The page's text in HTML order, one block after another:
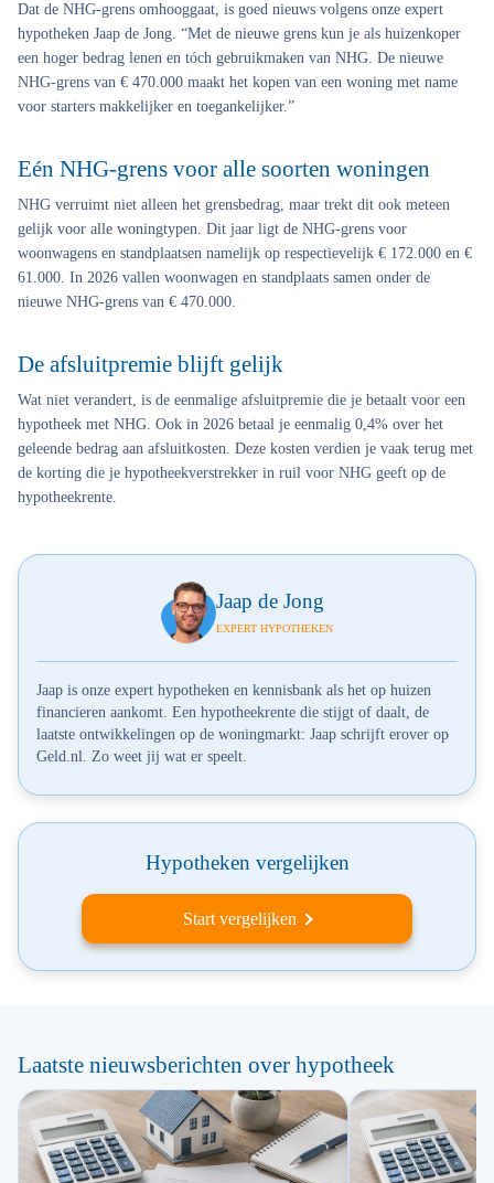
Dat de NHG-grens omhooggaat, is goed nieuws volgens onze expert
hypotheken Jaap de Jong. “Met de nieuwe grens kun je als huizenkoper
een hoger bedrag lenen en tóch gebruikmaken van NHG. De nieuwe
NHG-grens van € 470.000 maakt het kopen van een woning met name
voor starters makkelijker en toegankelijker.”
Eén NHG-grens voor alle soorten woningen
NHG verruimt niet alleen het grensbedrag, maar trekt dit ook meteen
gelijk voor alle woningtypen. Dit jaar ligt de NHG-grens voor
woonwagens en standplaatsen namelijk op respectievelijk € 172.000 en €
61.000. In 2026 vallen woonwagen en standplaats samen onder de
nieuwe NHG-grens van € 470.000.
De afsluitpremie blijft gelijk
Wat niet verandert, is de eenmalige afsluitpremie die je betaalt voor een
hypotheek met NHG. Ook in 2026 betaal je eenmalig 0,4% over het
geleende bedrag aan afsluitkosten. Deze kosten verdien je vaak terug met
de korting die je hypotheekverstrekker in ruil voor NHG geeft op de
hypotheekrente.
Jaap de Jong
EXPERT HYPOTHEKEN
Jaap is onze expert hypotheken en kennisbank als het op huizen
financieren aankomt. Een hypotheekrente die stijgt of daalt, de
laatste ontwikkelingen op de woningmarkt: Jaap schrijft erover op
Geld.nl. Zo weet jij wat er speelt.
Hypotheken vergelijken
Start vergelijken
Laatste nieuwsberichten over hypotheek